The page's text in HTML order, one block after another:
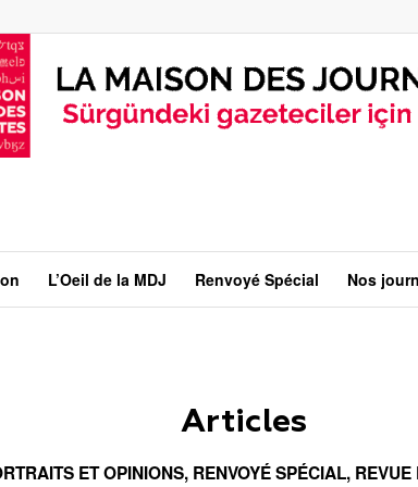
L’Oeil de la MDJ Renvoyé Spécial Nos
Articles
ET OPINIONS, RENVOYÉ SPÉCIAL, REVUE